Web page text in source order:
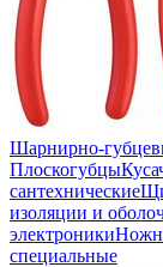
Шарнирно-
Плоскогубцы
сантехнические
изоляции и
электроники
специальные